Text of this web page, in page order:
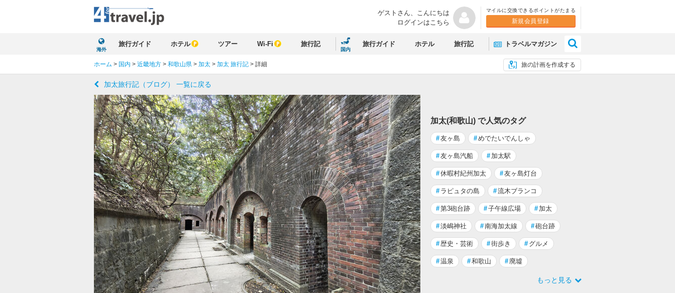
ゲストさん、 こんにちは
ログインはこちら
マイルに交換できるポイントがたまる
新規会員登録
海外
旅行ガイド ホテル ツアー Wi-Fi 旅行記
国内
旅行ガイド ホテル 旅行記 トラベルマガジン
旅の計画を作成する
ホーム > 国内 > 近畿地方 > 和歌山県 > 加太 > 加太 旅行記 > 詳細
加太旅行記（ブログ） 一覧に戻る
加太(和歌山) で人気のタグ
#友ヶ島 #めでたいでんしゃ
#友ヶ島汽船 # 加太駅
#休暇村紀州加太 #友ヶ島灯台
# ラピュタの島 #流木ブランコ
#第3砲台跡 #子午線広場 # 加太
#淡嶋神社 #南海加太線 #砲台跡
# 歴史・芸術 #街歩き # グルメ
#温泉 #和歌山 # 廃墟
もっと見る